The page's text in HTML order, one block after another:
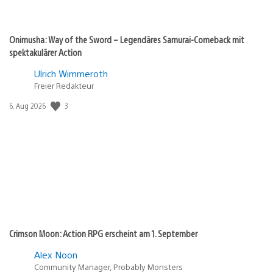
Onimusha: Way of the Sword – Legendäres Samurai-Comeback mit
spektakulärer Action
Ulrich Wimmeroth
Freier Redakteur
Veröffentlichungsdatum:
6. Aug 2026 3
Crimson Moon: Action RPG erscheint am 1. September
Alex Noon
Community Manager, Probably Monsters